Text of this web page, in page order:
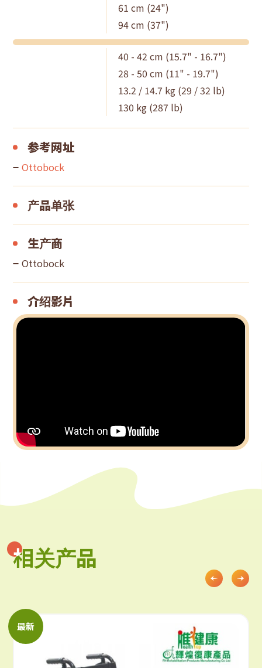
61 cm (24")
94 cm (37")
40 - 42 cm (15.7" - 16.7")
28 - 50 cm (11" - 19.7")
13.2 / 14.7 kg (29 / 32 lb)
130 kg (287 lb)
参考网址
Ottobock
产品单张
生产商
Ottobock
介绍影片
相关产品
相关产品
最新